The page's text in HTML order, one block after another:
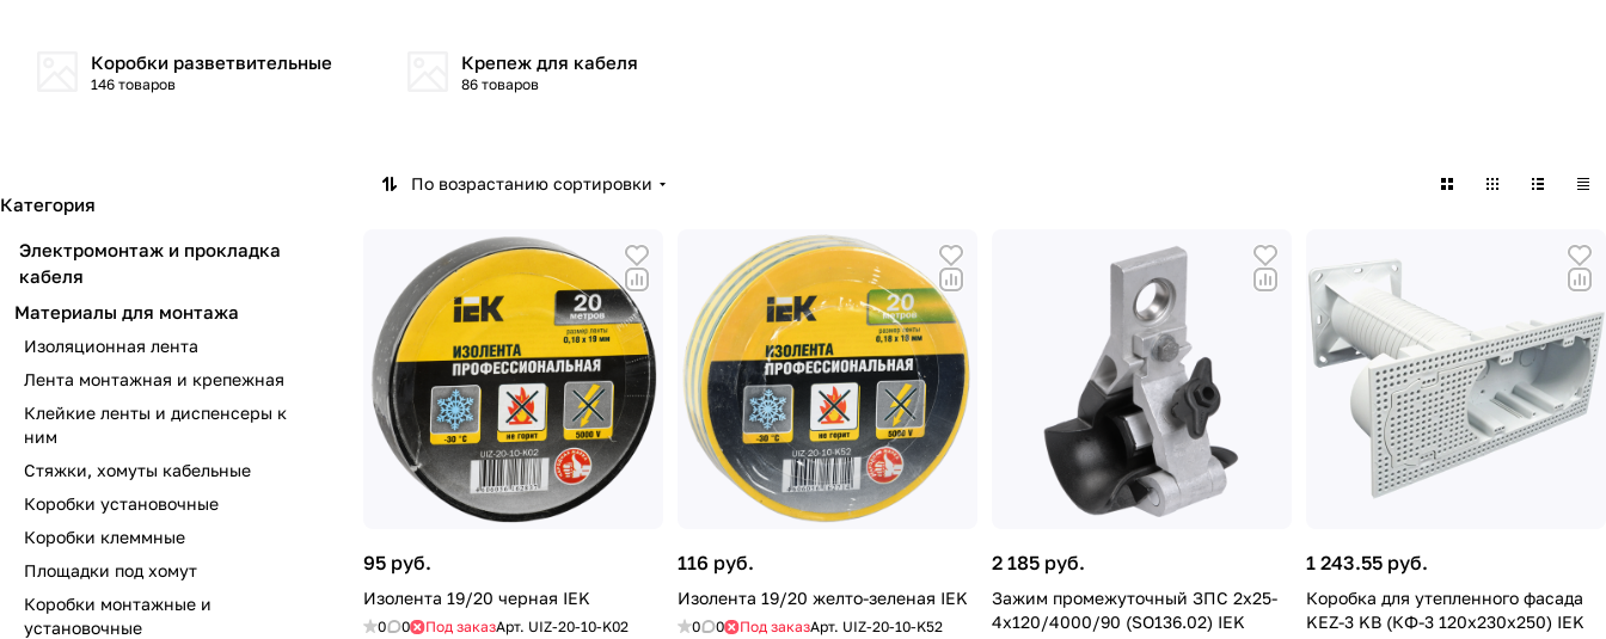
Коробки разветвительные
146 товаров
Крепеж для кабеля
86 товаров
По возрастанию сортировки
95 руб.
Изолента 19/20 черная IEK
0 0 Под заказАрт. UIZ-20-10-K02
116 руб.
Изолента 19/20 желто-зеленая IEK
0 0 Под заказАрт. UIZ-20-10-K52
2 185 руб.
Зажим промежуточный ЗПС 2х25-
4х120/4000/90 (SO136.02) IEK
1 243.55 руб.
Коробка для утепленного фасада
KEZ-3 KB (КФ-3 120х230х250) IEK
Категория
Электромонтаж и прокладка
кабеля
Материалы для монтажа
Изоляционная лента
Лента монтажная и крепежная
Клейкие ленты и диспенсеры к
ним
Стяжки, хомуты кабельные
Коробки установочные
Коробки клеммные
Площадки под хомут
Коробки монтажные и
установочные